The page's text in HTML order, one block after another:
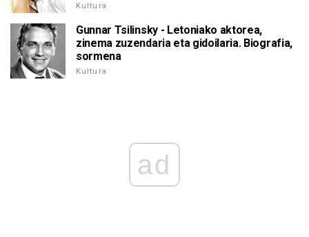
Kultura
Gunnar Tsilinsky - Letoniako aktorea,
zinema zuzendaria eta gidoilaria. Biografia,
sormena
Kultura
ad